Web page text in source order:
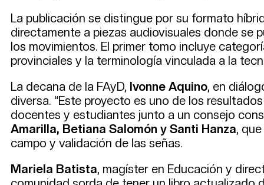
La publicación se distingue por su formato
directamente a piezas audiovisuales donde se
los movimientos. El primer tomo incluye
provinciales y la terminología vinculada a la
La decana de la FAyD, Ivonne Aquino, en
diversa. “Este proyecto es uno de los
docentes y estudiantes junto a un consejo
Amarilla, Betiana Salomón y Santi Hanza,
campo y validación de las señas.
Mariela Batista, magíster en Educación y